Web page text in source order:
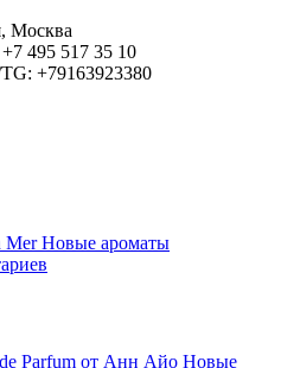
Москва
495 517 35 10
+79163923380
Mer Новые ароматы
Parfum от Анн Айо Новые